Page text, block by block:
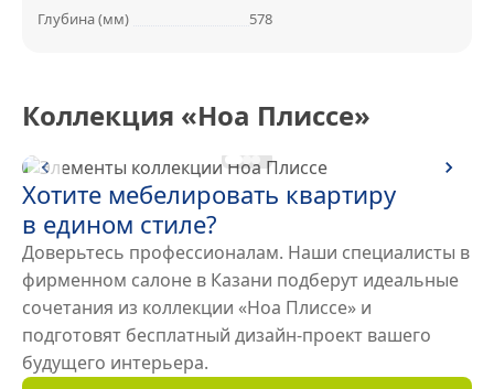
Глубина (мм)
578
Коллекция «Ноа Плиссе»Гостиная Ноа Плиссе
Хотите мебелировать квартиру
в едином стиле?
Доверьтесь профессионалам. Наши специалисты в
фирменном салоне в Казани подберут идеальные
сочетания из коллекции «Ноа Плиссе» и
подготовят бесплатный дизайн-проект вашего
будущего интерьера.